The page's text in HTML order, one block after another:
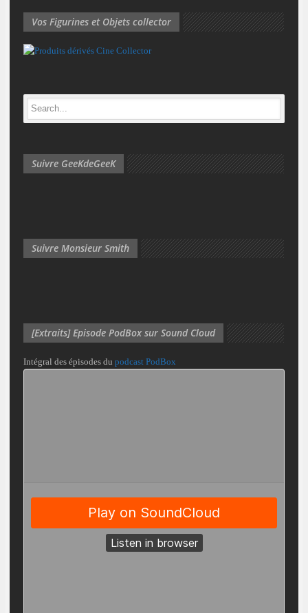
Vos Figurines et Objets collector
Suivre GeeKdeGeeK
Suivre Monsieur Smith
[Extraits] Episode PodBox sur Sound Cloud
Intégral des épisodes du podcast PodBox